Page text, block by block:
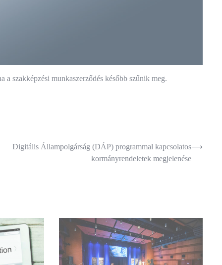
szakképzési munkaszerződés később szűnik meg.
Digitális Állampolgárság (DÁP) programmal kapcsolatos
kormányrendeletek megjelenése
⟶